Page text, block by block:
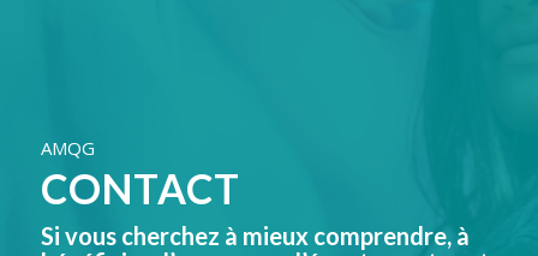
AMQG
CONTACT
Si vous cherchez à mieux comprendre, à